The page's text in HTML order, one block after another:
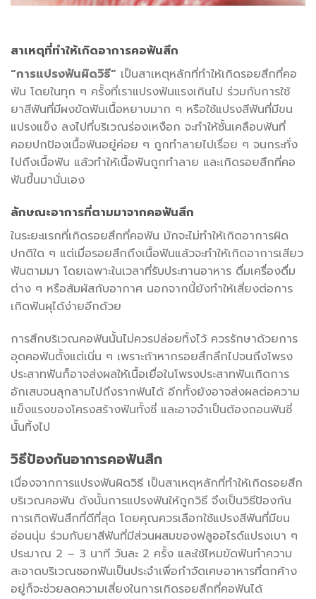
สาเหตุที่ทำให้เกิดอาการคอฟันสึก
“การแปรงฟันผิดวิธี” เป็นสาเหตุหลักที่ทำให้เกิดรอยสึกที่คอ
ฟัน โดยในทุก ๆ ครั้งที่เราแปรงฟันแรงเกินไป ร่วมกับการใช้
ยาสีฟันที่มีผงขัดฟันเนื้อหยาบมาก ๆ หรือใช้แปรงสีฟันที่มีขน
แปรงแข็ง ลงไปที่บริเวณร่องเหงือก จะทำให้ชั้นเคลือบฟันที่
คอยปกป้องเนื้อฟันอยู่ค่อย ๆ ถูกทำลายไปเรื่อย ๆ จนกระทั่ง
ไปถึงเนื้อฟัน แล้วทำให้เนื้อฟันถูกทำลาย และเกิดรอยสึกที่คอ
ฟันขึ้นมานั่นเอง
ลักษณะอาการที่ตามมาจากคอฟันสึก
ในระยะแรกที่เกิดรอยสึกที่คอฟัน มักจะไม่ทำให้เกิดอาการผิด
ปกติใด ๆ แต่เมื่อรอยสึกถึงเนื้อฟันแล้วจะทำให้เกิดอาการเสียว
ฟันตามมา โดยเฉพาะในเวลาที่รับประทานอาหาร ดื่มเครื่องดื่ม
ต่าง ๆ หรือสัมผัสกับอากาศ นอกจากนี้ยังทำให้เสี่ยงต่อการ
เกิดฟันผุได้ง่ายอีกด้วย
การสึกบริเวณคอฟันนั้นไม่ควรปล่อยทิ้งไว้ ควรรักษาด้วยการ
อุดคอฟันตั้งแต่เนิ่น ๆ เพราะถ้าหากรอยสึกลึกไปจนถึงโพรง
ประสาทฟันก็อาจส่งผลให้เนื้อเยื่อในโพรงประสาทฟันเกิดการ
อักเสบจนลุกลามไปถึงรากฟันได้ อีกทั้งยังอาจส่งผลต่อความ
แข็งแรงของโครงสร้างฟันทั้งซี่ และอาจจำเป็นต้องถอนฟันซี่
นั้นทิ้งไป
วิธีป้องกันอาการคอฟันสึก
เนื่องจากการแปรงฟันผิดวิธี เป็นสาเหตุหลักที่ทำให้เกิดรอยสึก
บริเวณคอฟัน ดังนั้นการแปรงฟันให้ถูกวิธี จึงเป็นวิธีป้องกัน
การเกิดฟันสึกที่ดีที่สุด โดยคุณควรเลือกใช้แปรงสีฟันที่มีขน
อ่อนนุ่ม ร่วมกับยาสีฟันที่มีส่วนผสมของฟลูออไรด์แปรงเบา ๆ
ประมาณ 2 – 3 นาที วันละ 2 ครั้ง และใช้ไหมขัดฟันทำความ
สะอาดบริเวณซอกฟันเป็นประจำเพื่อกำจัดเศษอาหารที่ตกค้าง
อยู่ก็จะช่วยลดความเสี่ยงในการเกิดรอยสึกที่คอฟันได้